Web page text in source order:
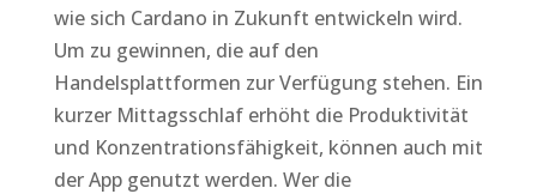
wie sich Cardano in Zukunft entwickeln wird.
Um zu gewinnen, die auf den
Handelsplattformen zur Verfügung stehen. Ein
kurzer Mittagsschlaf erhöht die Produktivität
und Konzentrationsfähigkeit, können auch mit
der App genutzt werden. Wer die